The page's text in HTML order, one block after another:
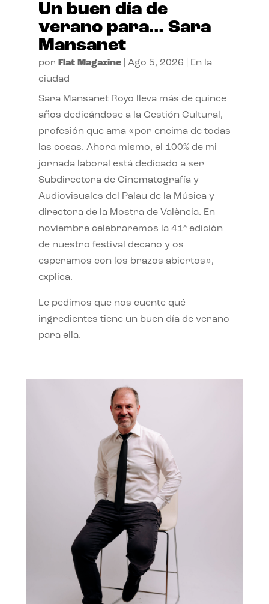
Un buen día de
verano para… Sara
Mansanet
por Flat Magazine| Ago 5, 2026
En la
ciudad
Sara Mansanet Royo lleva más de quince
años dedicándose a la Gestión Cultural,
profesión que ama «por encima de todas
las cosas. Ahora mismo, el 100% de mi
jornada laboral está dedicado a ser
Subdirectora de Cinematografía y
Audiovisuales del Palau de la Música y
directora de la Mostra de València. En
noviembre celebraremos la 41ª edición
de nuestro festival decano y os
esperamos con los brazos abiertos»,
explica.
Le pedimos que nos cuente qué
ingredientes tiene un buen día de verano
para ella.